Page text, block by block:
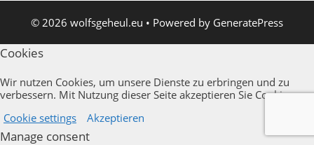
© 2026 wolfsgeheul.eu • Powered by GeneratePress
Cookies
Wir nutzen Cookies, um unsere Dienste zu erbringen und zu
verbessern. Mit Nutzung dieser Seite akzeptieren Sie Cookies.
Cookie settings
Akzeptieren
Manage consent